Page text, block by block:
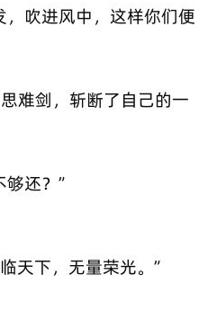
，吹进风中，这样你们便
难剑，斩断了自己的一
够还？”
天下，无量荣光。”